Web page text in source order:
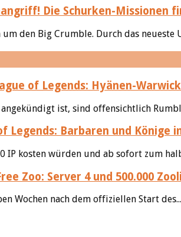
Die Schurken-Missionen
den Big Crumble. Durch das neueste
of Legends: Hyänen-
ist, sind offensichtlich
Legends: Barbaren und Könige
IP kosten würden und ab sofort zum
Zoo: Server 4 und 500.000
Wochen nach dem offiziellen Start des...